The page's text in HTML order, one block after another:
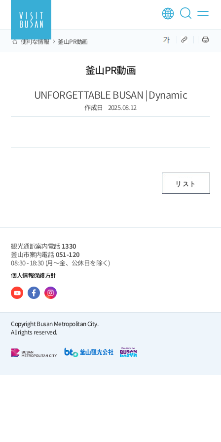
便利な情報 釜山PR動画
釜山PR動画
UNFORGETTABLE BUSAN | Dynamic
作成日 2025.08.12
観光通訳案内電話 1330
釜山市案内電話051-120
08:30 - 18:30 (月～金、公休日を除く)
個人情報保護方針
Copyright Busan Metropolitan City.
All rights reserved.